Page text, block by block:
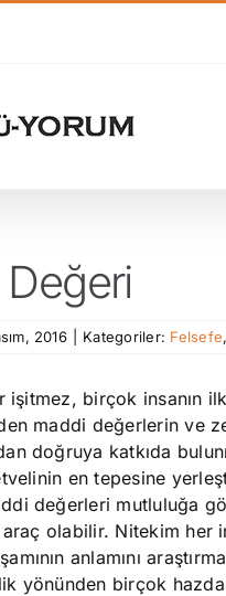
2016 Kategoriler: Felsefe,
işitmez, birçok insanın
maddi değerlerin ve
doğruya katkıda
en tepesine
değerleri mutluluğa
olabilir. Nitekim her
anlamını
yönünden birçok